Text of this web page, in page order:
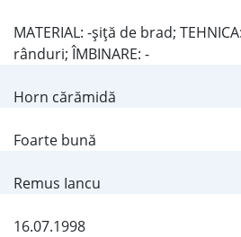
MATERIAL: -şiţă de brad;
rânduri; ÎMBINARE: -
Horn cărămidă
Foarte bună
Remus Iancu
16.07.1998